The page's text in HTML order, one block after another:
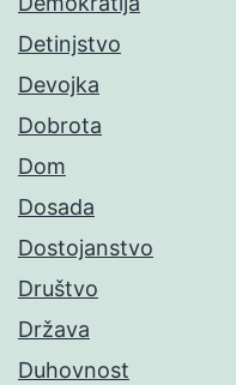
Detinjstvo
Devojka
Dobrota
Dom
Dosada
Dostojanstvo
Društvo
Država
Duhovnost